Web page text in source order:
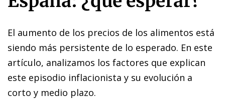
El aumento de los precios de los alimentos está
siendo más persistente de lo esperado. En este
artículo, analizamos los factores que explican
este episodio inflacionista y su evolución a
corto y medio plazo.